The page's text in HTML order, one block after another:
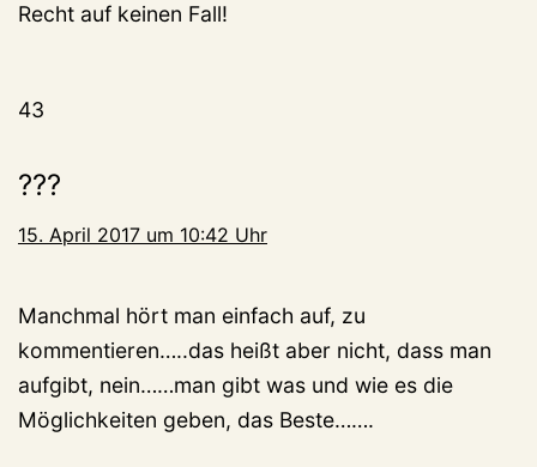
Recht auf keinen Fall!
43
???
15. April 2017 um 10:42 Uhr
Manchmal hört man einfach auf, zu
kommentieren…..das heißt aber nicht, dass man
aufgibt, nein……man gibt was und wie es die
Möglichkeiten geben, das Beste…….